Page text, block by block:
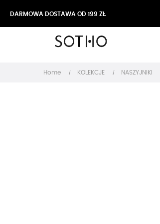
DARMOWA DOSTAWA OD 199 ZŁ
Home KOLEKCJE NASZYJNIKI